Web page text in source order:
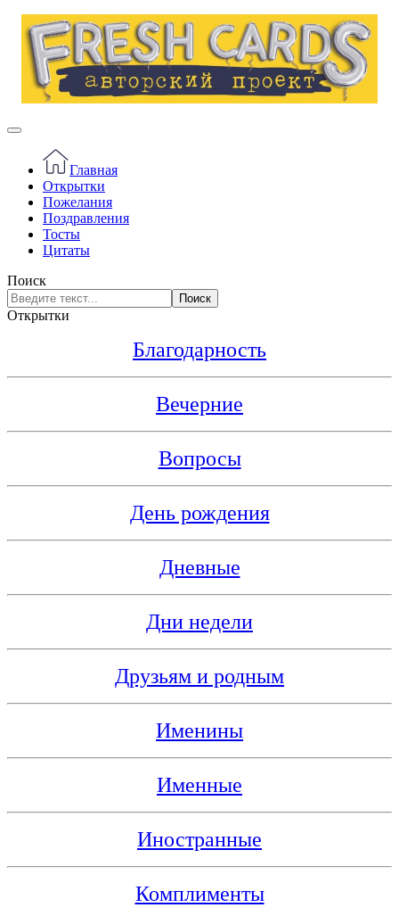
Главная
Открытки
Пожелания
Поздравления
Тосты
Цитаты
Поиск
Поиск
Открытки
Благодарность
Вечерние
Вопросы
День рождения
Дневные
Дни недели
Друзьям и родным
Именины
Именные
Иностранные
Комплименты